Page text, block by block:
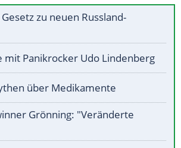
zu neuen Russland-
mit Panikrocker Udo Lindenberg
über Medikamente
Grönning: "Veränderte